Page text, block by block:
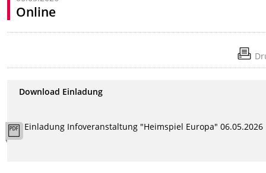
Online
Download Einladung
Einladung Infoveranstaltung "Heimspiel Europa" 06.05.2026